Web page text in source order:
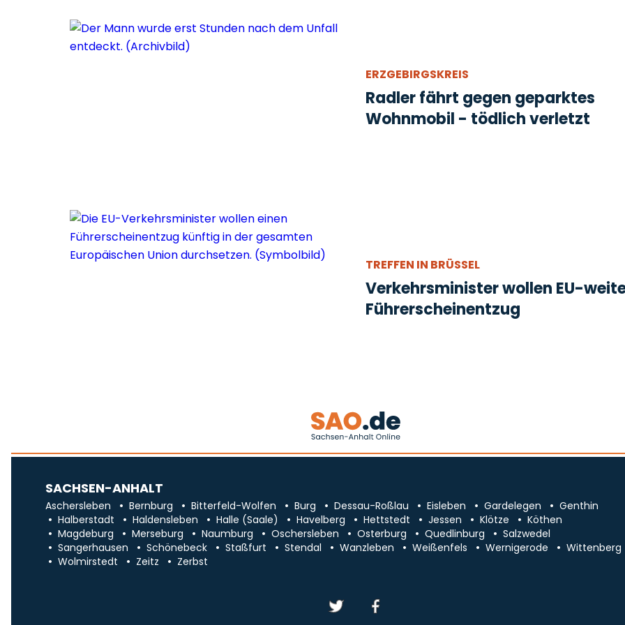
ERZGEBIRGSKREIS
Radler fährt gegen geparktes
Wohnmobil - tödlich verletzt
TREFFEN IN BRÜSSEL
Verkehrsminister wollen EU-
Führerscheinentzug
SACHSEN-ANHALT
Aschersleben Bernburg Bitterfeld-Wolfen Burg Dessau-Roßlau Eisleben Gardelegen
Genthin
Halberstadt
Haldensleben Halle (Saale) Havelberg Hettstedt Jessen Klötze
Köthen
Magdeburg
Merseburg Naumburg Oschersleben Osterburg Quedlinburg
Salzwedel
Sangerhausen
Schönebeck Staßfurt Stendal Wanzleben Weißenfels Wernigerode
Wittenberg
Wolmirstedt
Zeitz Zerbst